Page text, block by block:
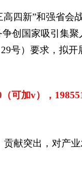
四新”和强省
创国家吸引集
号）要求，拟
（可加v），
献突出，对产